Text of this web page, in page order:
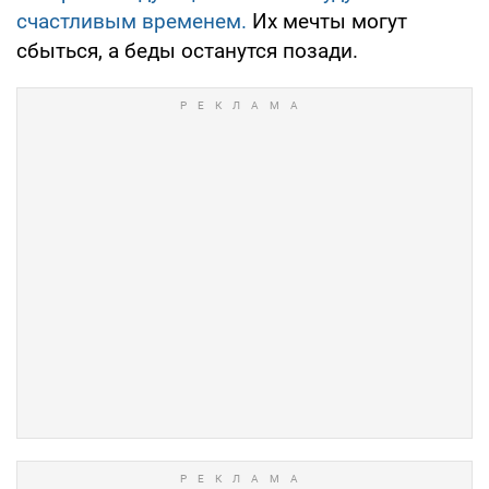
счастливым временем. Их мечты могут
сбыться, а беды останутся позади.